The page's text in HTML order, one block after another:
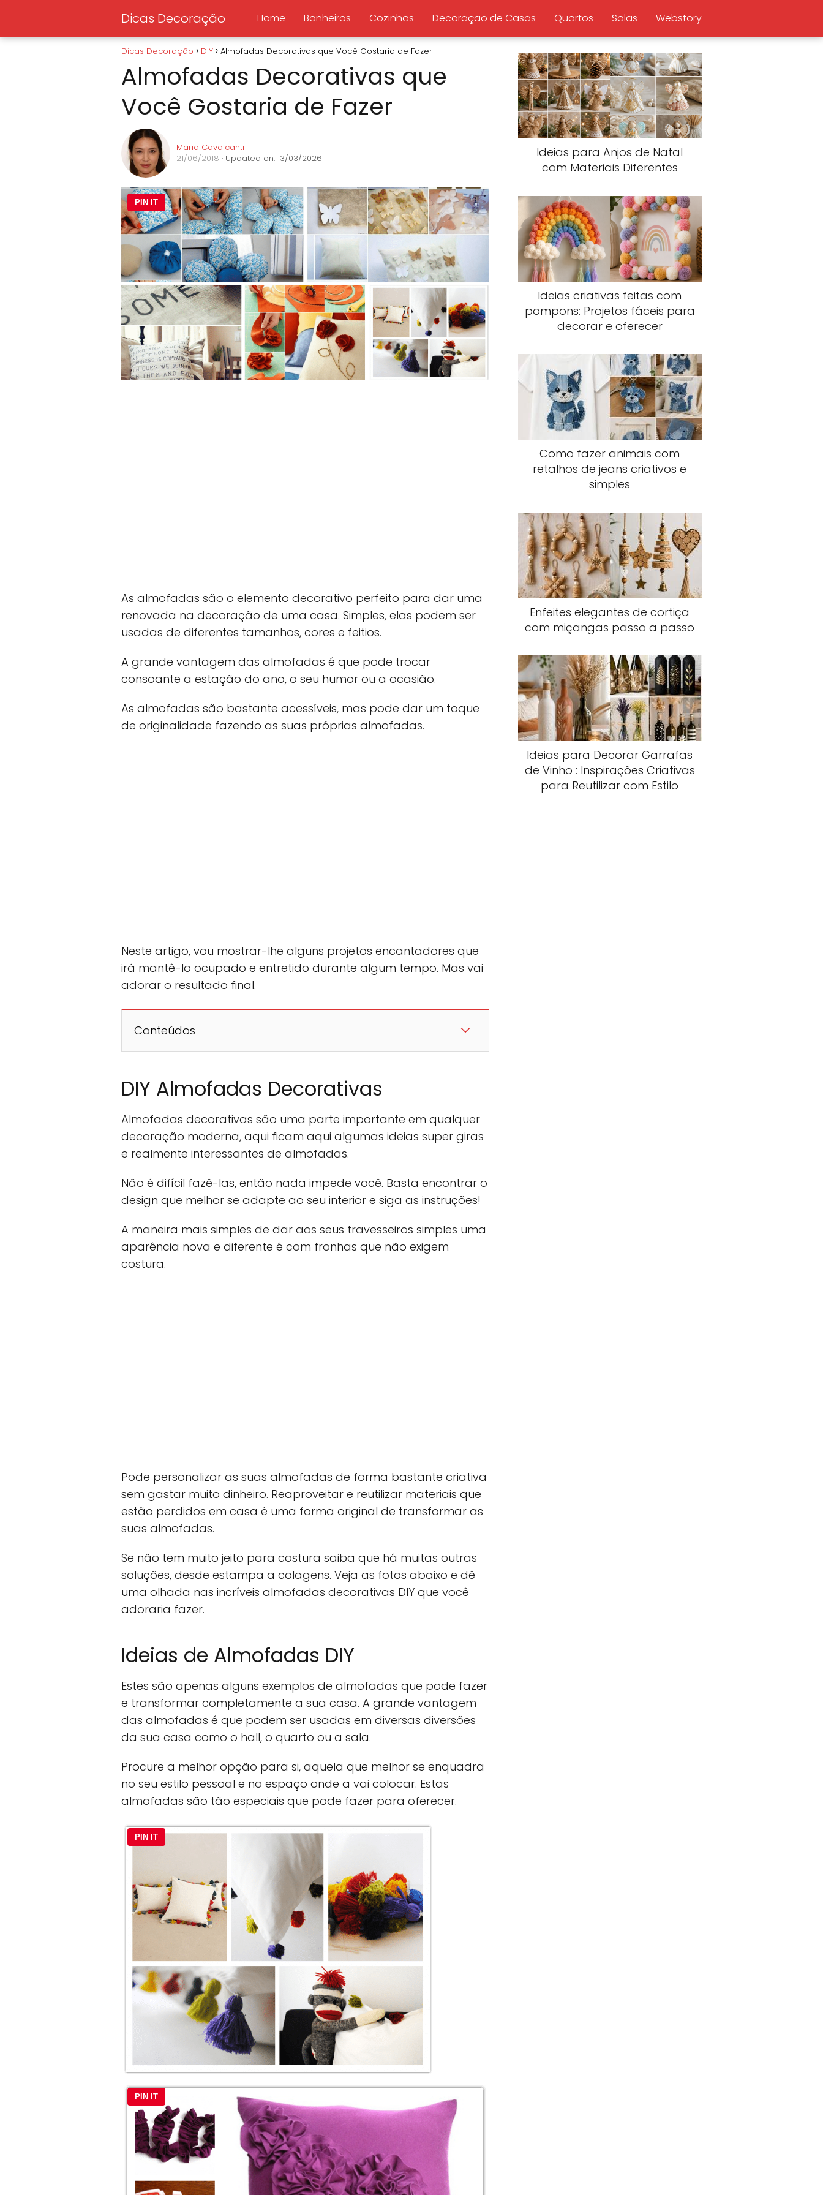
Dicas Decoração Home Banheiros Cozinhas Decoração de Casas Quartos Salas Webstory
Dicas Decoração DIY Almofadas Decorativas que Você Gostaria de Fazer
Almofadas Decorativas que
Você Gostaria de Fazer
Maria Cavalcanti
21/06/2018 · Updated on: 13/03/2026
PIN IT
As almofadas são o elemento decorativo perfeito para dar uma
renovada na decoração de uma casa. Simples, elas podem ser
usadas de diferentes tamanhos, cores e feitios.
A grande vantagem das almofadas é que pode trocar
consoante a estação do ano, o seu humor ou a ocasião.
As almofadas são bastante acessíveis, mas pode dar um toque
de originalidade fazendo as suas próprias almofadas.
Neste artigo, vou mostrar-lhe alguns projetos encantadores que
irá mantê-lo ocupado e entretido durante algum tempo. Mas vai
adorar o resultado final.
Conteúdos
DIY Almofadas Decorativas
Almofadas decorativas são uma parte importante em qualquer
decoração moderna, aqui ficam aqui algumas ideias super giras
e realmente interessantes de almofadas.
Não é difícil fazê-las, então nada impede você. Basta encontrar o
design que melhor se adapte ao seu interior e siga as instruções!
A maneira mais simples de dar aos seus travesseiros simples uma
aparência nova e diferente é com fronhas que não exigem
costura.
Pode personalizar as suas almofadas de forma bastante criativa
sem gastar muito dinheiro. Reaproveitar e reutilizar materiais que
estão perdidos em casa é uma forma original de transformar as
suas almofadas.
Se não tem muito jeito para costura saiba que há muitas outras
soluções, desde estampa a colagens. Veja as fotos abaixo e dê
uma olhada nas incríveis almofadas decorativas DIY que você
adoraria fazer.
Ideias de Almofadas DIY
Estes são apenas alguns exemplos de almofadas que pode fazer
e transformar completamente a sua casa. A grande vantagem
das almofadas é que podem ser usadas em diversas diversões
da sua casa como o hall, o quarto ou a sala.
Procure a melhor opção para si, aquela que melhor se enquadra
no seu estilo pessoal e no espaço onde a vai colocar. Estas
almofadas são tão especiais que pode fazer para oferecer.
PIN IT
PIN IT
Ideias para Anjos de Natal
com Materiais Diferentes
Ideias criativas feitas com
pompons: Projetos fáceis para
decorar e oferecer
Como fazer animais com
retalhos de jeans criativos e
simples
Enfeites elegantes de cortiça
com miçangas passo a passo
Ideias para Decorar Garrafas
de Vinho : Inspirações Criativas
para Reutilizar com Estilo